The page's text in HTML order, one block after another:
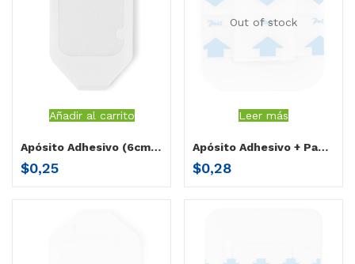
Añadir al carrito
Apósito Adhesivo (6cm x 7cm) caja x 5
$0,25
Out of stock
Leer más
Apósito Adhesivo + Pad (6cm x 7cm) caja x 5
$0,28